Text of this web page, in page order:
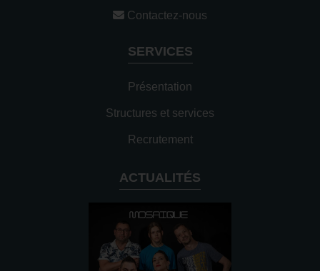
Contactez-nous
SERVICES
Présentation
Structures et services
Recrutement
ACTUALITÉS